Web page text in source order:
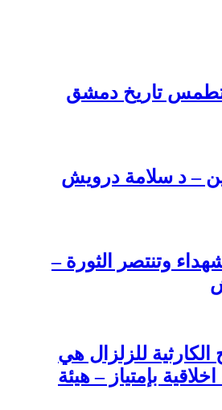
تطمس تاريخ دمشق
– د سلامة درويش
وتنتصر الثورة –
الكارثية للزلزال هي
بإمتياز – هيئة